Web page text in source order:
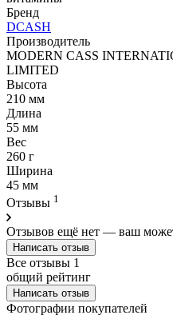
Бренд
DCASH
Производитель
MODERN CASS
LIMITED
Высота
210 мм
Длина
55 мм
Вес
260 г
Ширина
45 мм
Отзывы 1
Отзывов ещё нет — ваш
Написать отзыв
Все отзывы 1
общий рейтинг
Написать отзыв
Фотографии покупателей